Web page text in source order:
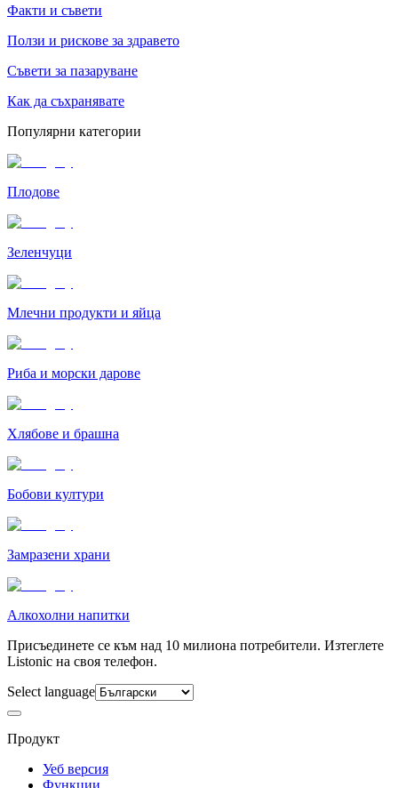
Факти и съвети
Ползи и рискове за здравето
Съвети за пазаруване
Как да съхранявате
Популярни категории
Плодове
Зеленчуци
Млечни продукти и яйца
Риба и морски дарове
Хлябове и брашна
Бобови култури
Замразени храни
Алкохолни напитки
Присъединете се към над 10 милиона потребители. Изтеглете
Listonic на своя телефон.
Select language
Продукт
Уеб версия
Функции